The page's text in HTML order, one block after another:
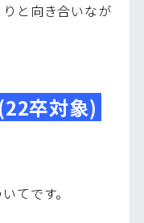
と向き合いなが
卒対象)
てです。